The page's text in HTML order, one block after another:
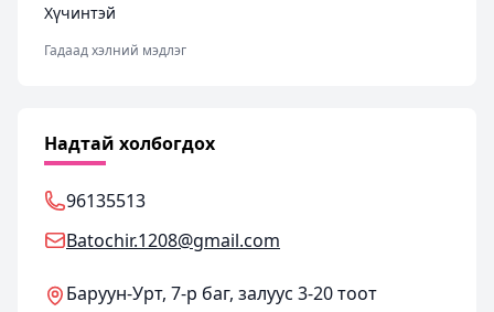
Хүчинтэй
Гадаад хэлний мэдлэг
Надтай холбогдох
96135513
Batochir.1208@gmail.com
Баруун-Урт, 7-р баг, залуус 3-20 тоот